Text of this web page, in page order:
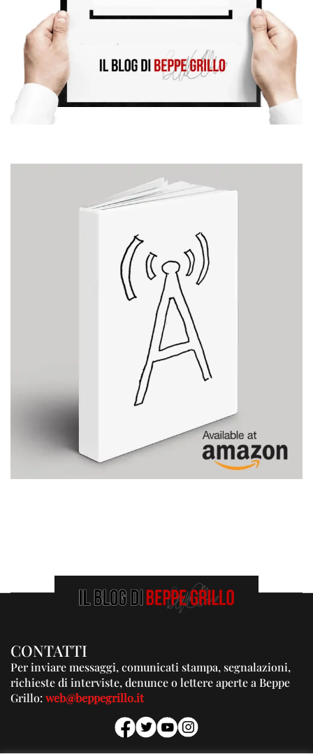
CONTATTI
Per inviare messaggi, comunicati stampa, segnalazioni,
richieste di interviste, denunce o lettere aperte a Beppe
Grillo:web@beppegrillo.it